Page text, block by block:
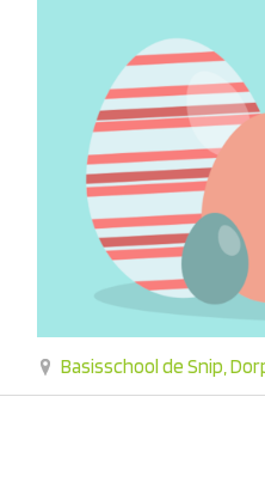
Basisschool de Snip,